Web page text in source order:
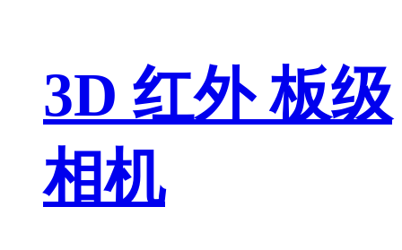
3D 红外 板级
相机